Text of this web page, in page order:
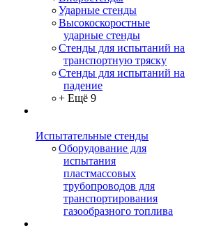
Ударные стенды
Высокоскоростные
ударные стенды
Стенды для испытаний на
транспортную тряску
Стенды для испытаний на
падение
+ Ещё 9
Испытательные стенды
Оборудование для
испытания
пластмассовых
трубопроводов для
транспортирования
газообразного топлива